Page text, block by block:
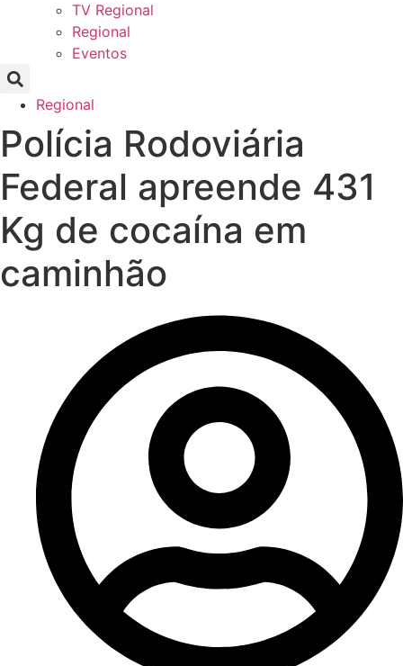
TV Regional
Regional
Eventos
Regional
Polícia Rodoviária
Federal apreende 431
Kg de cocaína em
caminhão